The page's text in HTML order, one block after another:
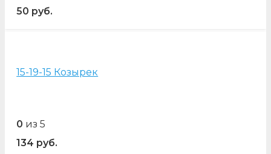
50 руб.
15-19-15 Козырек
0 из 5
134 руб.